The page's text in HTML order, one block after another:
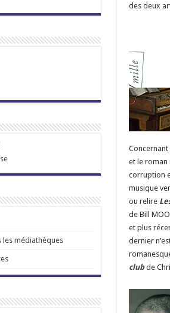
des deux
et le roman
corruption
musique
ou relire
de Bill
et plus
dernier
clubde
les médiathèques